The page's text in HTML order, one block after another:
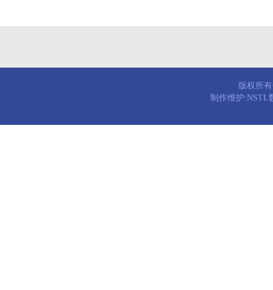
版权所
制作维护:NSTL